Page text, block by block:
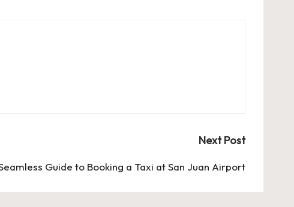
Next Post
Guide to Booking a Taxi at San Juan Airport